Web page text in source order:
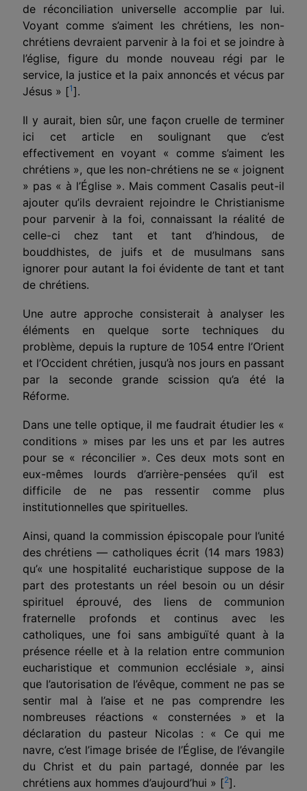
de réconciliation universelle accomplie par lui.
Voyant comme s’aiment les chrétiens, les non-
chrétiens devraient parvenir à la foi et se joindre à
l’église, figure du monde nouveau régi par le
service, la justice et la paix annoncés et vécus par
Jésus » [1].
Il y aurait, bien sûr, une façon cruelle de terminer
ici cet article en soulignant que c’est
effectivement en voyant « comme s’aiment les
chrétiens », que les non-chrétiens ne se « joignent
» pas « à l’Église ». Mais comment Casalis peut-il
ajouter qu’ils devraient rejoindre le Christianisme
pour parvenir à la foi, connaissant la réalité de
celle-ci chez tant et tant d’hindous, de
bouddhistes, de juifs et de musulmans sans
ignorer pour autant la foi évidente de tant et tant
de chrétiens.
Une autre approche consisterait à analyser les
éléments en quelque sorte techniques du
problème, depuis la rupture de 1054 entre l’Orient
et l’Occident chrétien, jusqu’à nos jours en passant
par la seconde grande scission qu’a été la
Réforme.
Dans une telle optique, il me faudrait étudier les «
conditions » mises par les uns et par les autres
pour se « réconcilier ». Ces deux mots sont en
eux-mêmes lourds d’arrière-pensées qu’il est
difficile de ne pas ressentir comme plus
institutionnelles que spirituelles.
Ainsi, quand la commission épiscopale pour l’unité
des chrétiens — catholiques écrit (14 mars 1983)
qu’« une hospitalité eucharistique suppose de la
part des protestants un réel besoin ou un désir
spirituel éprouvé, des liens de communion
fraternelle profonds et continus avec les
catholiques, une foi sans ambiguïté quant à la
présence réelle et à la relation entre communion
eucharistique et commu­nion ecclésiale », ainsi
que l’autorisation de l’évêque, comment ne pas se
sentir mal à l’aise et ne pas comprendre les
nombreuses réactions « consternées » et la
déclaration du pasteur Nicolas : « Ce qui me
navre, c’est l’image brisée de l’Église, de l’évangile
du Christ et du pain partagé, donnée par les
chrétiens aux hommes d’aujourd’hui » [2].